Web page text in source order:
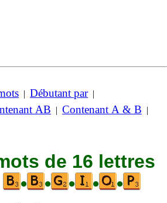
| Débutant par|
AB | Contenant A & B |
de 16 lettres
• • • • •